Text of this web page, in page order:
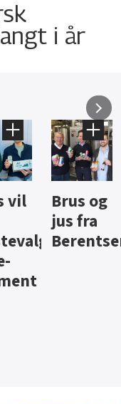
i år
og
Hard
iste fra
Hansa